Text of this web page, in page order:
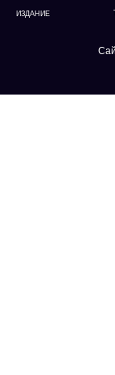
ИЗДАНИЕ